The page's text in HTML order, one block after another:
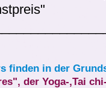
finden in der
der Yoga-,Tai